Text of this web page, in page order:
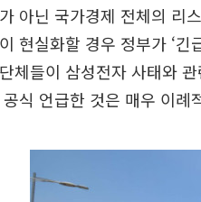
아닌 국가경제 전체의 리
현실화할 경우 정부가 ‘
체들이 삼성전자 사태와
식 언급한 것은 매우 이례